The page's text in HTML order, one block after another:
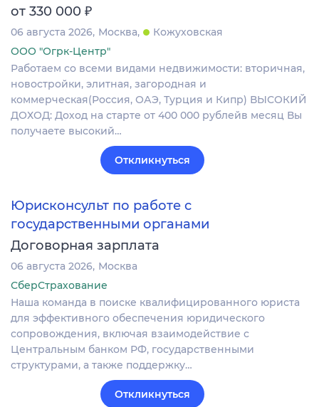
от 330 000 ₽
06 августа 2026 Москва
Кожуховская
ООО "Огрк-Центр"
Работаем со всеми видами недвижимости: вторичная,
новостройки, элитная, загородная и
коммерческая(Россия, ОАЭ, Турция и Кипр) ВЫСОКИЙ
ДОХОД: Доход на старте от 400 000 рублейв месяц Вы
получаете высокий…
Откликнуться
Юрисконсульт по работе с
государственными органами
Договорная зарплата
06 августа 2026 Москва
СберСтрахование
Наша команда в поиске квалифицированного юриста
для эффективного обеспечения юридического
сопровождения, включая взаимодействие с
Центральным банком РФ, государственными
структурами, а также поддержку…
Откликнуться